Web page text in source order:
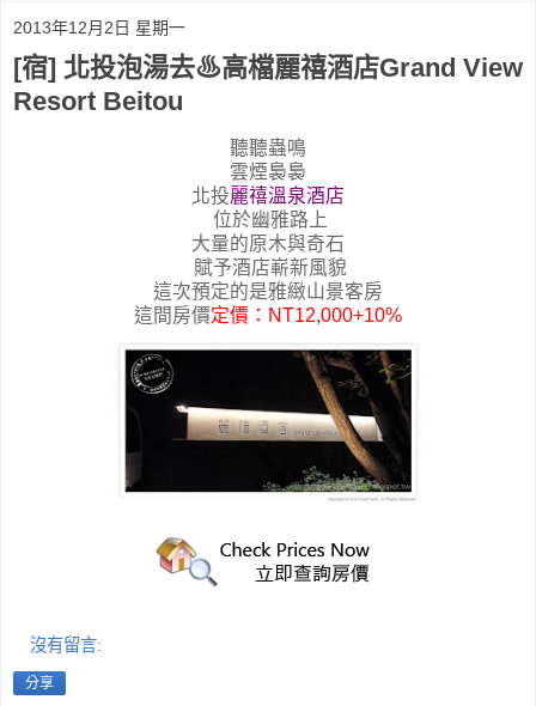
2013年12月2日 星期一
[宿] 北投泡湯去♨高檔麗禧酒店Grand View
Resort Beitou
聽聽蟲鳴
雲煙裊裊
北投麗禧溫泉酒店
位於幽雅路上
大量的原木與奇石
賦予酒店嶄新風貌
這次預定的是雅緻山景客房
這間房價定價：NT12,000+10%
沒有留言:
分享